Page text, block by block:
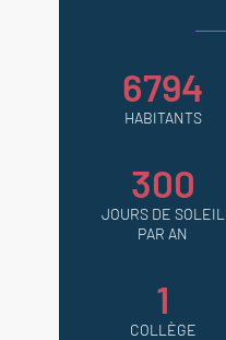
6794
HABITANTS
300
JOURS DE SOLEIL
PAR AN
1
COLLÈGE